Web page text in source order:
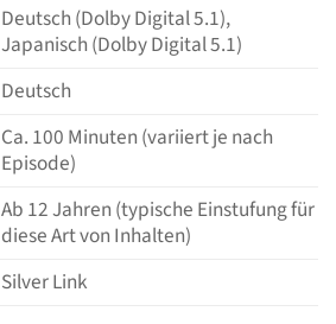
Deutsch (Dolby Digital 5.1),
Japanisch (Dolby Digital 5.1)
Deutsch
Ca. 100 Minuten (variiert je nach
Episode)
Ab 12 Jahren (typische Einstufung für
diese Art von Inhalten)
Silver Link